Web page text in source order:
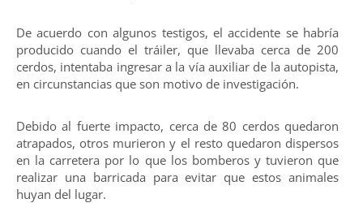
De acuerdo con algunos testigos, el accidente se habría
producido cuando el tráiler, que llevaba cerca de 200
cerdos, intentaba ingresar a la vía auxiliar de la autopista,
en circunstancias que son motivo de investigación.
Debido al fuerte impacto, cerca de 80 cerdos quedaron
atrapados, otros murieron y el resto quedaron dispersos
en la carretera por lo que los bomberos y tuvieron que
realizar una barricada para evitar que estos animales
huyan del lugar.